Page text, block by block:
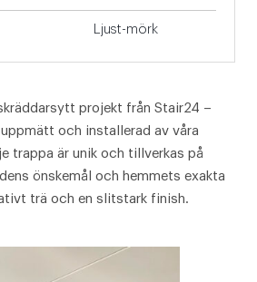
Ljust-mörk
projekt från Stair24 –
och installerad av våra
trappa är unik och tillverkas på
önskemål och hemmets exakta
trä och en slitstark finish.